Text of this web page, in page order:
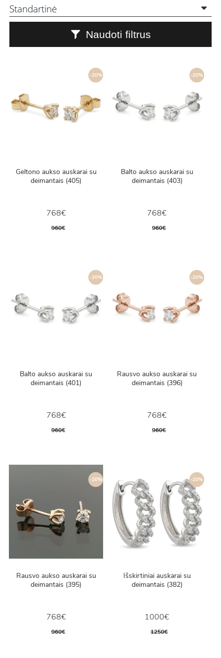
Naudoti filtrus
-20%
Geltono aukso auskarai su
deimantais (405)
768€
960€
-20%
Balto aukso auskarai su
deimantais (403)
768€
960€
-20%
Balto aukso auskarai su
deimantais (401)
768€
960€
-20%
Rausvo aukso auskarai su
deimantais (396)
768€
960€
-20%
Rausvo aukso auskarai su
deimantais (395)
768€
960€
-20%
Išskirtiniai auskarai su
deimantais (382)
1000€
1250€